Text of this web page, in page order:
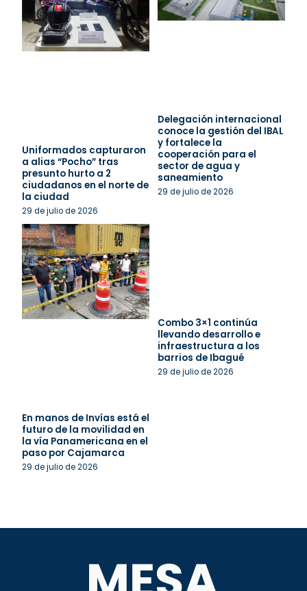
Uniformados capturaron
a alias “Pocho” tras
presunto hurto a 2
ciudadanos en el norte de
la ciudad
29 de julio de 2026
Delegación internacional
conoce la gestión del IBAL
y fortalece la
cooperación para el
sector de agua y
saneamiento
29 de julio de 2026
En manos de Invías está el
futuro de la movilidad en
la vía Panamericana en el
paso por Cajamarca
29 de julio de 2026
Combo 3×1 continúa
llevando desarrollo e
infraestructura a los
barrios de Ibagué
29 de julio de 2026